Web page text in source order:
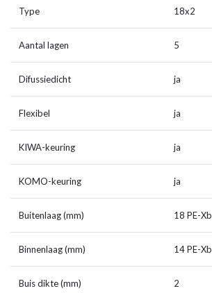
Type 18x2
Aantal lagen 5
Difussiedicht ja
Flexibel ja
KIWA-keuring ja
KOMO-keuring ja
Buitenlaag (mm) 18 PE-Xb
Binnenlaag (mm) 14 PE-Xb
Buis dikte (mm) 2